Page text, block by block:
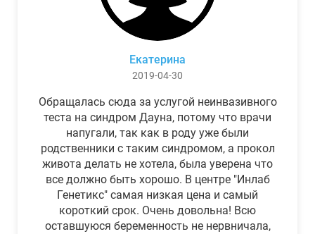
Екатерина
2019-04-30
Обращалась сюда за услугой неинвазивного
теста на синдром Дауна, потому что врачи
напугали, так как в роду уже были
родственники с таким синдромом, а прокол
живота делать не хотела, была уверена что
все должно быть хорошо. В центре "Инлаб
Генетикс" самая низкая цена и самый
короткий срок. Очень довольна! Всю
оставшуюся беременность не нервничала,